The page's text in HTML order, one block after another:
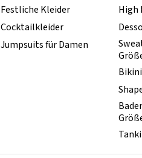
Festliche Kleider
Cocktailkleider
Jumpsuits für Damen
High